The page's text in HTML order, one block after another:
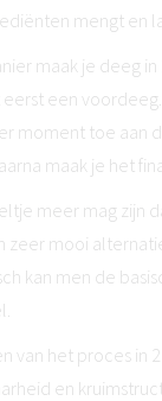
mengt en
maak je deeg
een
moment toe aan
maak je het
meer mag zijn
zeer mooi
kan men de
van het proces in
en